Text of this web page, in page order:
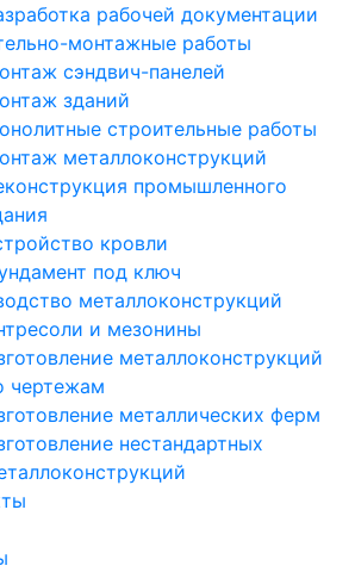
рабочей документации
монтажные работы
сэндвич-панелей
зданий
строительные работы
металлоконструкций
промышленного
кровли
под ключ
металлоконструкций
и мезонины
металлоконструкций
чертежам
металлических ферм
нестандартных